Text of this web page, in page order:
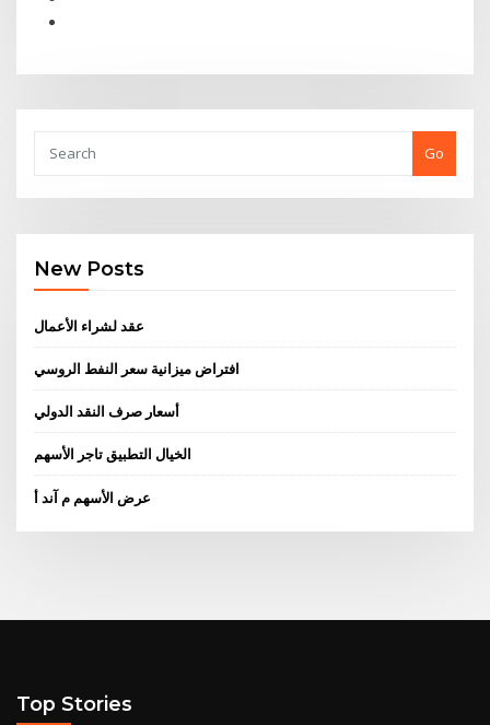
Go
New Posts
عقد لشراء الأعمال
افتراض ميزانية سعر النفط الروسي
أسعار صرف النقد الدولي
الخيال التطبيق تاجر الأسهم
عرض الأسهم م آند أ
Top Stories